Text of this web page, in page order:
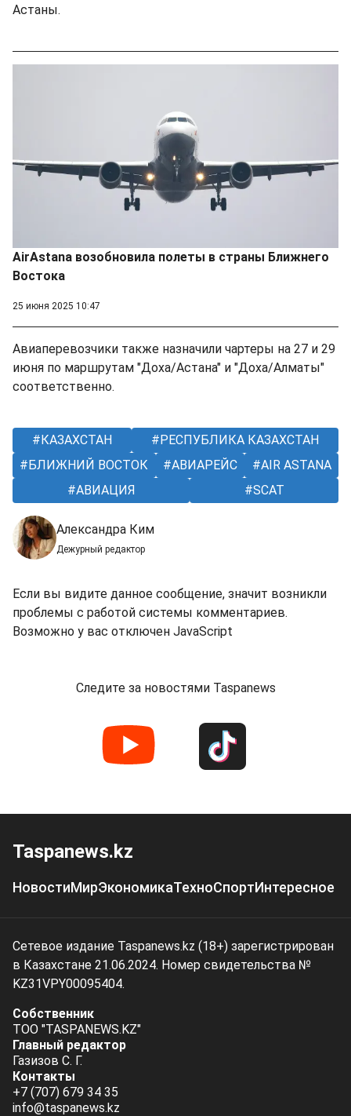
Астаны.
AirAstana возобновила полеты в страны Ближнего
Востока
25 июня 2025 10:47
Авиаперевозчики также назначили чартеры на 27 и 29
июня по маршрутам "Доха/Астана" и "Доха/Алматы"
соответственно.
КАЗАХСТАН
РЕСПУБЛИКА КАЗАХСТАН
БЛИЖНИЙ ВОСТОК
АВИАРЕЙС
AIR ASTANA
АВИАЦИЯ
SCAT
Александра Ким
Дежурный редактор
Если вы видите данное сообщение, значит возникли
проблемы с работой системы комментариев.
Возможно у вас отключен JavaScript
Следите за новостями Taspanews
Taspanews.kz
НовостиМирЭкономикаТехноСпортИнтересное
Сетевое издание Taspanews.kz (18+) зарегистрирован
в Казахстане 21.06.2024. Номер свидетельства №
KZ31VPY00095404.
Собственник
ТОО "TASPANEWS.KZ"
Главный редактор
Газизов С. Г.
Контакты
+7 (707) 679 34 35
info@taspanews.kz